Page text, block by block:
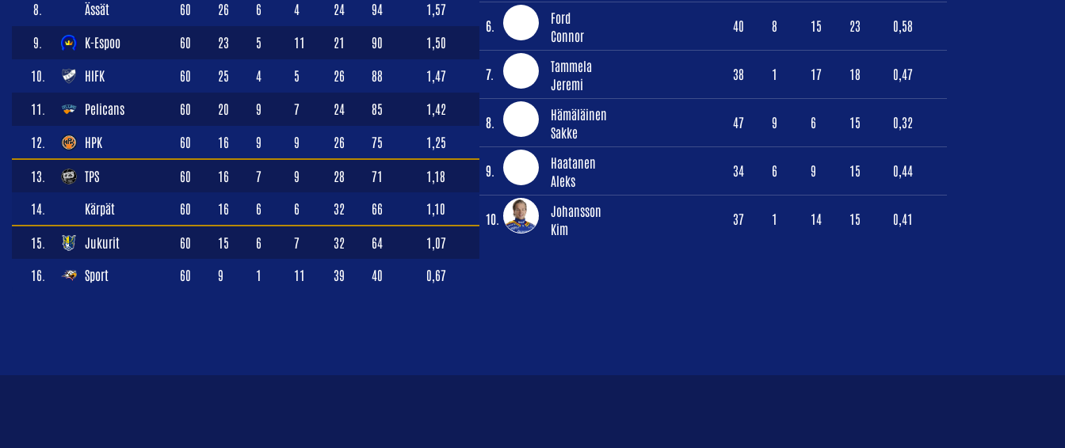
8. Ässät 60 26 6 4 24 94 1,57
9. K-Espoo 60 23 5 11 21 90 1,50
10. HIFK 60 25 4 5 26 88 1,47
11. Pelicans 60 20 9 7 24 85 1,42
12. HPK 60 16 9 9 26 75 1,25
13. TPS 60 16 7 9 28 71 1,18
14. Kärpät 60 16 6 6 32 66 1,10
15. Jukurit 60 15 6 7 32 64 1,07
16. Sport 60 9 1 11 39 40 0,67
6.
Ford
Connor
40 8 15 23 0,58
7.
Tammela
Jeremi
38 1 17 18 0,47
8.
Hämäläinen
Sakke
47 9 6 15 0,32
9.
Haatanen
Aleks
34 6 9 15 0,44
10.
Johansson
Kim
37 1 14 15 0,41